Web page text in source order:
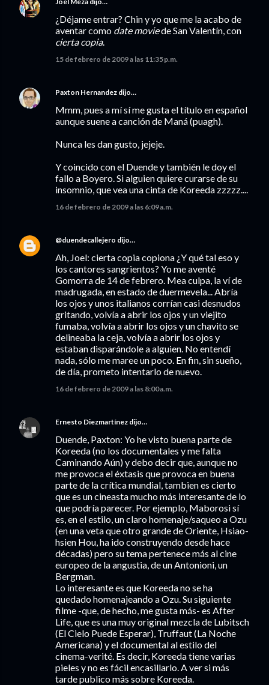
¿Déjame entrar? Chin y yo que me la acabo de
aventar como date moviede San Valentín, con
cierta copia.
15 de febrero de 2009 a las 11:35 p.m.
Paxton Hernandez dijo…
Mmm, pues a mí sí me gusta el título en español
aunque suene a canción de Maná (puagh).
Nunca les dan gusto, jejeje.
Y coincido con el Duende y también le doy el
fallo a Boyero. Si alguien quiere curarse de su
insomnio, que vea una cinta de Koreeda zzzzz....
16 de febrero de 2009 a las 6:09 a.m.
@duendecallejero dijo…
Ah, Joel: cierta copia copiona ¿Y qué tal eso y
los cantores sangrientos? Yo me aventé
Gomorra de 14 de febrero. Mea culpa, la ví de
madrugada, en estado de duermevela... Abría
los ojos y unos italianos corrían casi desnudos
gritando, volvía a abrir los ojos y un viejito
fumaba, volvía a abrir los ojos y un chavito se
delineaba la ceja, volvía a abrir los ojos y
estaban disparándole a alguien. No entendí
nada, sólo me maree un poco. En fin, sin sueño,
de día, prometo intentarlo de nuevo.
16 de febrero de 2009 a las 8:00 a.m.
Ernesto Diezmartínez dijo…
Duende, Paxton: Yo he visto buena parte de
Koreeda (no los documentales y me falta
Caminando Aún) y debo decir que, aunque no
me provoca el éxtasis que provoca en buena
parte de la crítica mundial, tambien es cierto
que es un cineasta mucho más interesante de lo
que podría parecer. Por ejemplo, Maborosi sí
es, en el estilo, un claro homenaje/saqueo a Ozu
(en una veta que otro grande de Oriente, Hsiao-
hsien Hou, ha ido construyendo desde hace
décadas) pero su tema pertenece más al cine
europeo de la angustia, de un Antonioni, un
Bergman.
Lo interesante es que Koreeda no se ha
quedado homenajeando a Ozu. Su siguiente
filme -que, de hecho, me gusta más- es After
Life, que es una muy original mezcla de Lubitsch
(El Cielo Puede Esperar), Truffaut (La Noche
Americana) y el documental al estilo del
cinema-verité. Es decir, Koreeda tiene varias
pieles y no es fácil encasillarlo. A ver si más
tarde publico más sobre Koreeda.